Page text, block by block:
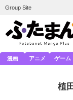
Group Site
漫画 アニメ ゲーム
植